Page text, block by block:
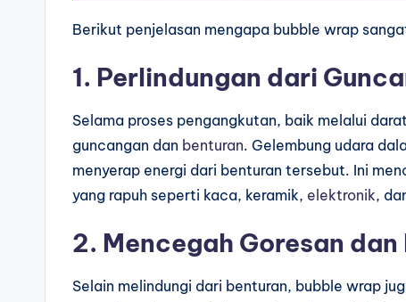
Berikut penjelasan mengapa bubble wrap
1. Perlindungan dari
Selama proses pengangkutan, baik melalui
guncangan dan benturan. Gelembung udara
menyerap energi dari benturan tersebut. Ini
yang rapuh seperti kaca, keramik, elektronik,
2. Mencegah Goresan
Selain melindungi dari benturan, bubble wrap